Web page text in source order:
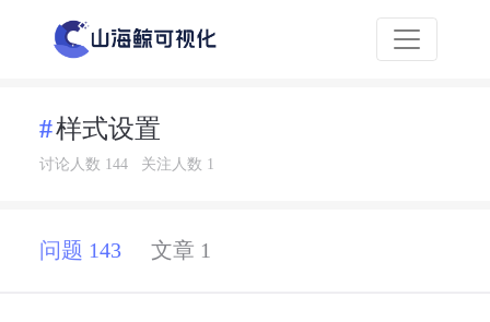
样式设置
讨论人数 144 关注人数 1
问题 143 文章 1